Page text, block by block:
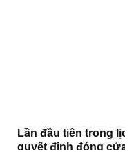
Lần đầu tiên trong
quyết định đóng